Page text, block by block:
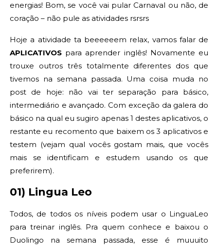
energias! Bom, se você vai pular Carnaval ou não, de
coração – não pule as atividades rsrsrs
Hoje a atividade ta beeeeeem relax, vamos falar de
APLICATIVOS para aprender inglês! Novamente eu
trouxe outros três totalmente diferentes dos que
tivemos na semana passada. Uma coisa muda no
post de hoje: não vai ter separação para básico,
intermediário e avançado. Com exceção da galera do
básico na qual eu sugiro apenas 1 destes aplicativos, o
restante eu recomento que baixem os 3 aplicativos e
testem (vejam qual vocês gostam mais, que vocês
mais se identificam e estudem usando os que
preferirem).
01) Lingua Leo
Todos, de todos os níveis podem usar o LinguaLeo
para treinar inglês. Pra quem conhece e baixou o
Duolingo na semana passada, esse é muuuito